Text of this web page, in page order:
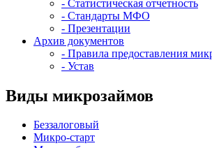
- Статистическая отчетность
- Стандарты МФО
- Презентации
Архив документов
- Правила предоставления
- Устав
Виды микрозаймов
Беззалоговый
Микро-старт